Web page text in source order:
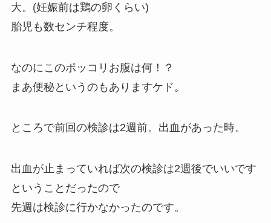
大。(妊娠前は鶏の卵くらい)
胎児も数センチ程度。
なのにこのポッコリお腹は何！？
まあ便秘というのもありますケド。
ところで前回の検診は2週前。出血があった時。
出血が止まっていれば次の検診は2週後でいいです
ということだったので
先週は検診に行かなかったのです。